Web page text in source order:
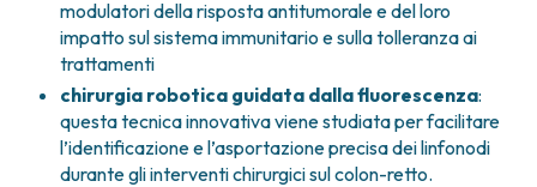
modulatori della risposta antitumorale e del loro
impatto sul sistema immunitario e sulla tolleranza ai
trattamenti
chirurgia robotica guidata dalla fluorescenza:
questa tecnica innovativa viene studiata per facilitare
l’identificazione e l’asportazione precisa dei linfonodi
durante gli interventi chirurgici sul colon-retto.